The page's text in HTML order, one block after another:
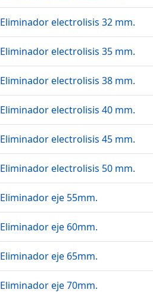
Eliminador electrolisis 32 mm.
Eliminador electrolisis 35 mm.
Eliminador electrolisis 38 mm.
Eliminador electrolisis 40 mm.
Eliminador electrolisis 45 mm.
Eliminador electrolisis 50 mm.
Eliminador eje 55mm.
Eliminador eje 60mm.
Eliminador eje 65mm.
Eliminador eje 70mm.